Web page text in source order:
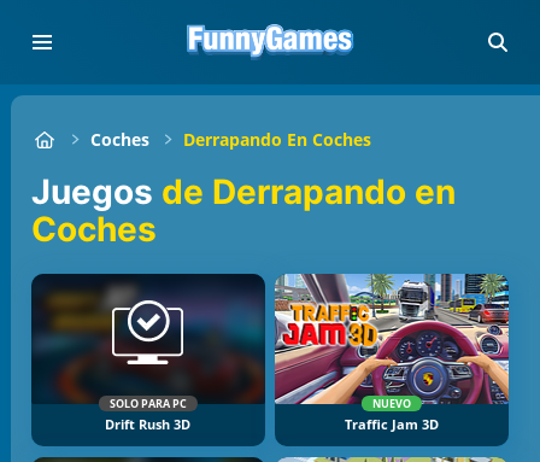
Coches Derrapando En Coches
Juegos de Derrapando en
Coches
SOLO PARA PC
Drift Rush 3D
NUEVO
Traffic Jam 3D